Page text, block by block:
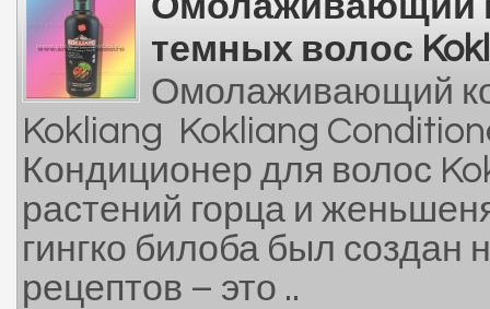
темных волос
Омолаживающий
Kokliang Kokliang
Кондиционер для волос
растений горца и
гингко билоба был создан
рецептов – это ..